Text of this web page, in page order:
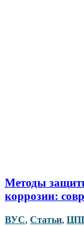
Методы
коррозии:
ВУС, Статьи,